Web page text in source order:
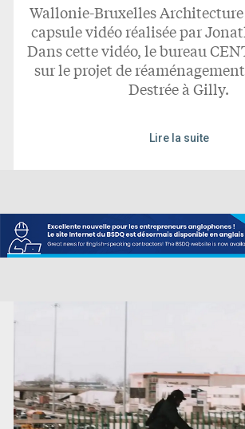
Wallonie-Bruxelles
capsule vidéo réalisée par
Dans cette vidéo, le bureau
sur le projet de
Destrée à Gilly.
Lire la suite